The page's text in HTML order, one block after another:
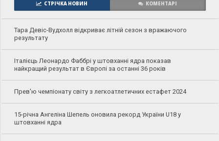
СТРІЧКА НОВИН КОМЕНТАРІ
Тара Девіс-Вудхолл відкриває літній сезон з вражаючого
результату
Італієць Леонардо Фаббрі у штовханні ядра показав
найкращий результат в Європі за останні 36 років
Прев'ю чемпіонату світу з легкоатлетичних естафет 2024
15-річна Ангеліна Шепель оновила рекорд України U18 у
штовханні ядра